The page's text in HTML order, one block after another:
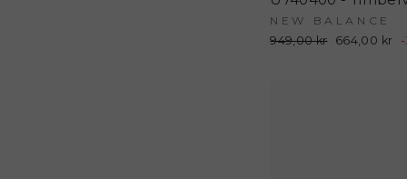
NEW BALANCE
Normalpris
949,00 kr Udsalgspris
664,00 kr